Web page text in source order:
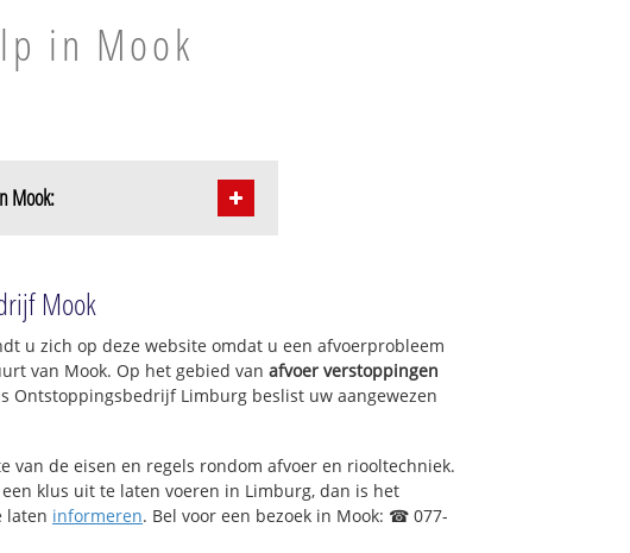
in Mook
Mook:
Mook
u zich op deze website omdat u een afvoerprobleem
van Mook. Op het gebied van afvoer verstoppingen
Ontstoppingsbedrijf Limburg beslist uw aangewezen
van de eisen en regels rondom afvoer en riooltechniek.
klus uit te laten voeren in Limburg, dan is het
laten informeren. Bel voor een bezoek in Mook: ☎ 077-